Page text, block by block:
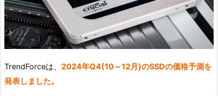
TrendForceは、 2024年Q4(10～12月)のSSDの価格予測を
発表しました。